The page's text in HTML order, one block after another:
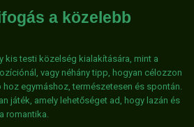
a közelebb
kis testi közelség kialakítására, mint a
vagy néhány tipp, hogyan célozzon
egymáshoz, természetesen és spontán.
játék, amely lehetőséget ad, hogy lazán és
romantika.